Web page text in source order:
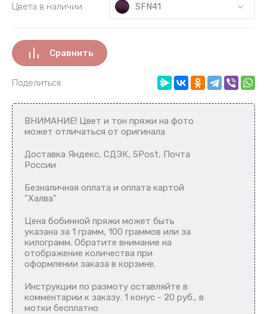
Цвета в наличии SFN41
Сравнить
Поделиться
ВНИМАНИЕ! Цвет и тон пряжи на фото
может отличаться от оригинала
Доставка Яндекс, СДЭК, 5Post, Почта
России
Безналичная оплата и оплата картой
"Халва"
Цена бобинной пряжи может быть
указана за 1 грамм, 100 граммов или за
килограмм. Обратите внимание на
отображение количества при
оформлении заказа в корзине.
Инструкции по размоту оставляйте в
комментарии к заказу. 1 конус - 20 руб., в
мотки бесплатно